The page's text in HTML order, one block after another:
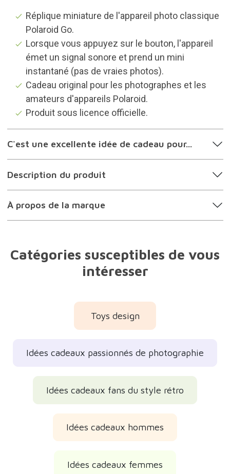
Réplique miniature de l'appareil photo classique
Polaroid Go.
Lorsque vous appuyez sur le bouton, l'appareil
émet un signal sonore et prend un mini
instantané (pas de vraies photos).
Cadeau original pour les photographes et les
amateurs d'appareils Polaroid.
Produit sous licence officielle.
C'est une excellente idée de cadeau pour...
Description du produit
À propos de la marque
Catégories susceptibles de vous
intéresser
Toys design
Idées cadeaux passionnés de photographie
Idées cadeaux fans du style rétro
Idées cadeaux hommes
Idées cadeaux femmes